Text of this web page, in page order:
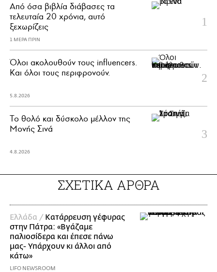
Από όσα βιβλία διάβασες τα
τελευταία 20 χρόνια, αυτό
ξεχωρίζεις
1 ΜΕΡΑ ΠΡΙΝ
Όλοι ακολουθούν τους influencers.
Και όλοι τους περιφρονούν.
5.8.2026
Το θολό και δύσκολο μέλλον της
Μονής Σινά
4.8.2026
ΣΧΕΤΙΚΑ ΑΡΘΡΑ
Ελλάδα / Κατάρρευση γέφυρας
στην Πάτρα: «Βγάζαμε
παλιοσίδερα και έπεσε πάνω
μας- Υπάρχουν κι άλλοι από
κάτω»
LIFO NEWSROOM